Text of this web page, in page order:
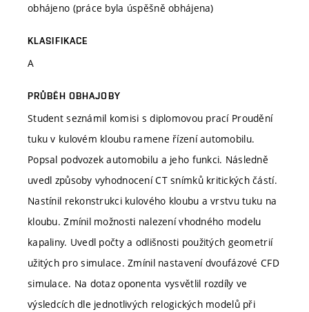
obhájeno (práce byla úspěšně obhájena)
KLASIFIKACE
A
PRŮBĚH OBHAJOBY
Student seznámil komisi s diplomovou prací Proudění
tuku v kulovém kloubu ramene řízení automobilu.
Popsal podvozek automobilu a jeho funkci. Následně
uvedl způsoby vyhodnocení CT snímků kritických částí.
Nastínil rekonstrukci kulového kloubu a vrstvu tuku na
kloubu. Zmínil možnosti nalezení vhodného modelu
kapaliny. Uvedl počty a odlišnosti použitých geometrií
užitých pro simulace. Zmínil nastavení dvoufázové CFD
simulace. Na dotaz oponenta vysvětlil rozdíly ve
výsledcích dle jednotlivých relogických modelů při